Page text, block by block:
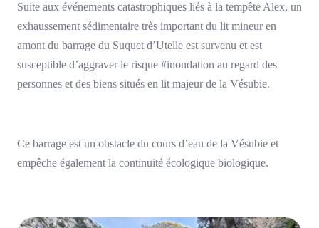
Suite aux événements catastrophiques liés à la tempête Alex, un
exhaussement sédimentaire très important du lit mineur en
amont du barrage du Suquet d’Utelle est survenu et est
susceptible d’aggraver le risque #inondation au regard des
personnes et des biens situés en lit majeur de la Vésubie.
Ce barrage est un obstacle du cours d’eau de la Vésubie et
empêche également la continuité écologique biologique.